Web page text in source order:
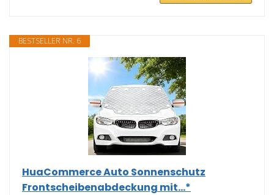
BESTSELLER NR. 6
HuaCommerce Auto Sonnenschutz
Frontscheibenabdeckung mit...*